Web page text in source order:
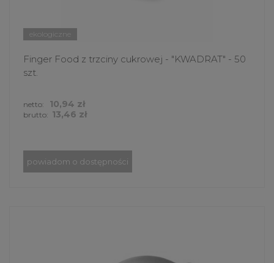
ekologiczne
Finger Food z trzciny cukrowej - "KWADRAT" - 50
szt.
brutto: 13,46 zł
netto: 10,94 zł
powiadom o dostępności